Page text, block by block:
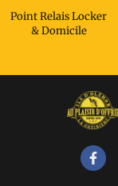
Point Relais Locker
& Domicile